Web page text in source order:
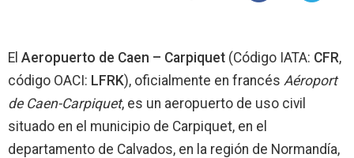
El Aeropuerto de Caen – Carpiquet (Código IATA: CFR,
código OACI: LFRK), oficialmente en francés Aéroport
de Caen-Carpiquet, es un aeropuerto de uso civil
situado en el municipio de Carpiquet, en el
departamento de Calvados, en la región de Normandía,